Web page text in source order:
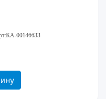
00146633